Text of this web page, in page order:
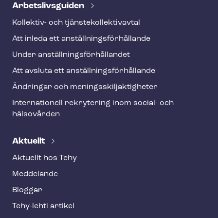
Ar­bets­livs­gui­den
Kollektiv- och tjäns­te­kol­lek­tivav­tal
Att inleda ett an­ställ­nings­för­hål­lan­de
Under an­ställ­nings­för­hål­lan­det
Att avsluta ett an­ställ­nings­för­hål­lan­de
Ändringar och me­nings­skilj­ak­tig­he­ter
Internationell rekrytering inom social- och
hälsovården
Aktuellt
Aktuellt hos Tehy
Meddelande
Bloggar
Tehy-lehti artikel